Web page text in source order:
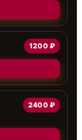
1200 ₽
2400 ₽